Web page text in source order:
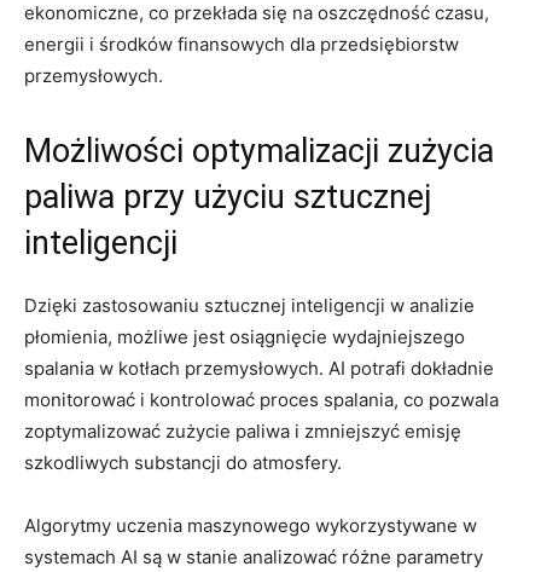
ekonomiczne, co przekłada się ⁢na oszczędność czasu,
energii⁣ i środków ⁤finansowych‌ dla przedsiębiorstw
⁢przemysłowych.
Możliwości optymalizacji zużycia
paliwa przy użyciu sztucznej ​
inteligencji
Dzięki zastosowaniu sztucznej inteligencji w analizie
płomienia,⁣ możliwe jest osiągnięcie wydajniejszego‍
spalania ⁢w kotłach przemysłowych. AI potrafi dokładnie​
monitorować ‍i‍ kontrolować ⁤proces spalania, co pozwala
zoptymalizować⁢ zużycie paliwa i ‌zmniejszyć emisję​
szkodliwych ‍substancji ⁢do ‍atmosfery.
Algorytmy ⁢uczenia maszynowego wykorzystywane⁤ w
systemach⁢ AI‌ są ⁢w ⁤stanie analizować ⁢różne⁢ parametry